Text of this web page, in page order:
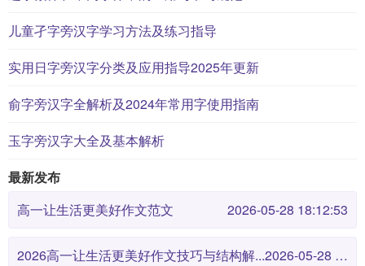
儿童孑字旁汉字学习方法及练习指导
实用日字旁汉字分类及应用指导2025年更新
俞字旁汉字全解析及2024年常用字使用指南
玉字旁汉字大全及基本解析
最新发布
高一让生活更美好作文范文
2026-05-28 18:12:53
2026高一让生活更美好作文技巧与结构解... 2026-05-28 18:12:46